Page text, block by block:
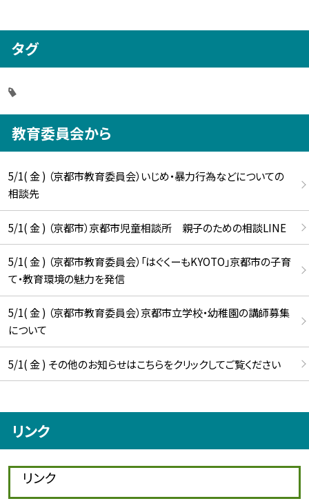
タグ
教育委員会から
5/1( 金 ) （京都市教育委員会）いじめ・暴力行為などについての
相談先
5/1( 金 ) （京都市）京都市児童相談所 親子のための相談LINE
5/1( 金 ) （京都市教育委員会）「はぐくーもKYOTO」京都市の子育
て・教育環境の魅力を発信
5/1( 金 ) （京都市教育委員会）京都市立学校・幼稚園の講師募集
について
5/1( 金 ) その他のお知らせはこちらをクリックしてご覧ください
リンク
リンク